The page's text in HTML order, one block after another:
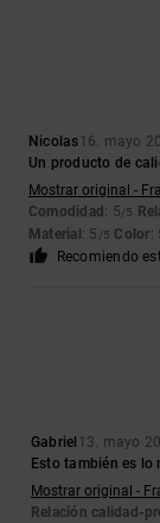
Nicolas16. mayo
Un producto de
Mostrar original -
Comodidad : 5/5
Material : 5 /5 Color:
Recomiendo
Gabriel 13. mayo
Esto también es lo
Mostrar original -
Relación calidad-